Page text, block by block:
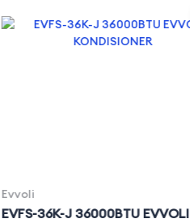
Evvoli
EVFS-36K-J 36000BTU EVVOLI